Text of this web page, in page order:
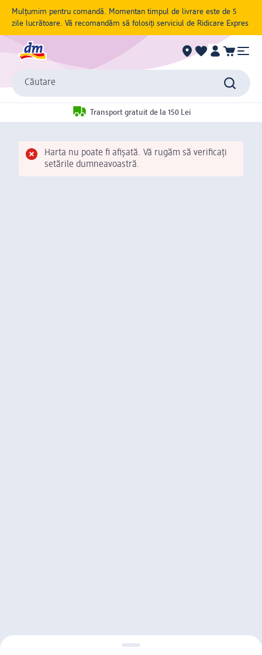
Mulțumim pentru comandă. Momentan timpul de livrare este de 5
zile lucrătoare. Vă recomandăm să folosiți serviciul de Ridicare Expres
Căutare
Transport gratuit de la 150 Lei
Harta nu poate fi afișată. Vă rugăm să verificați
setările dumneavoastră.